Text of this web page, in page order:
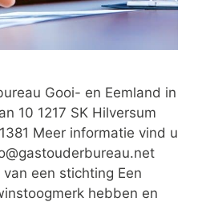
Gooi- en Eemland in
10 1217 SK Hilversum
Meer informatie vind u
een stichting Een
hebben en